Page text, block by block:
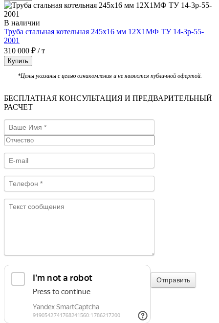
В наличии
Труба стальная котельная 245х16 мм 12Х1МФ ТУ 14-3р-55-
2001
310 000 ₽ / т
Купить
*Цены указаны с целью ознакомления и не являются публичной офертой.
БЕСПЛАТНАЯ КОНСУЛЬТАЦИЯ И ПРЕДВАРИТЕЛЬНЫЙ
РАСЧЕТ